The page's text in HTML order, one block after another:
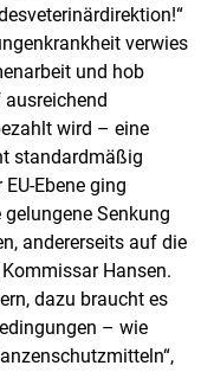
verwies
und hob
wird – eine
standardmäßig
Ebene ging
Senkung
andererseits auf die
Hansen.
dazu braucht es
– wie